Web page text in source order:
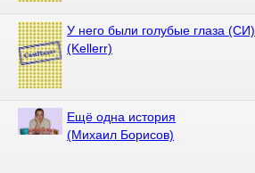
У него были голубые глаза (СИ)
(Kellerr)
Ещё одна история
(Михаил Борисов)